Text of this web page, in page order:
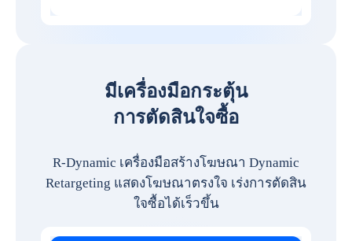
มีเครื่องมือกระตุ้น
การตัดสินใจซื้อ
R-Dynamic เครื่องมือสร้างโฆษณา Dynamic
Retargeting แสดงโฆษณาตรงใจ เร่งการตัดสิน
ใจซื้อได้เร็วขึ้น